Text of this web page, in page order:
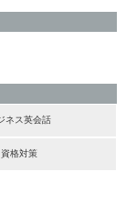
ネス英会話
資格対策